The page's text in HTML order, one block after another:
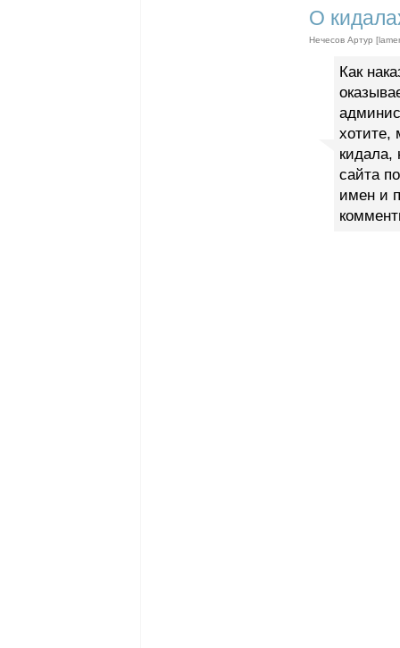
О
Нечесов Артур
Как
хотите,
кидала,
сайта
имен и